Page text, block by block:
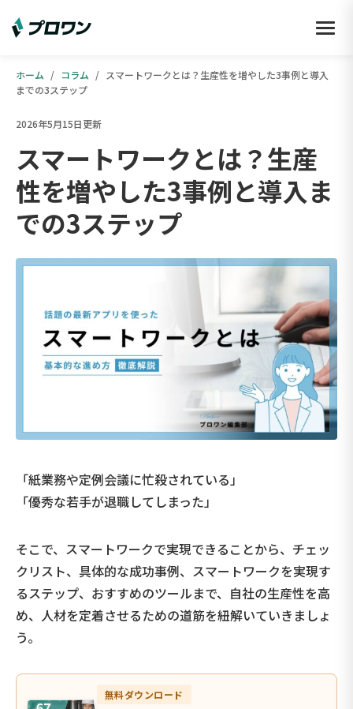
ホーム / コラム / スマートワークとは？生産性を増やした3事例と導入
までの3ステップ
2026年5月15日更新
スマートワークとは？生産
性を増やした3事例と導入ま
での3ステップ
「紙業務や定例会議に忙殺されている」
「優秀な若手が退職してしまった」
そこで、スマートワークで実現できることから、チェッ
クリスト、具体的な成功事例、スマートワークを実現す
るステップ、おすすめのツールまで、自社の生産性を高
め、人材を定着させるための道筋を紐解いていきましょ
う。
無料ダウンロード